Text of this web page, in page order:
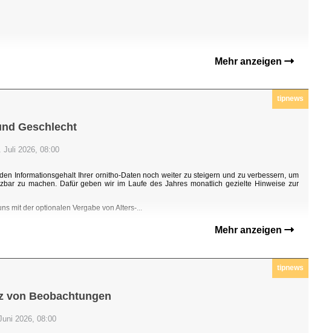
Mehr anzeigen
tipnews
Geschlecht
Juli 2026, 08:00
Informationsgehalt Ihrer ornitho-Daten noch weiter zu steigern und zu verbessern, um
zu machen. Dafür geben wir im Laufe des Jahres monatlich gezielte Hinweise zur
mit der optionalen Vergabe von Alters-...
Mehr anzeigen
tipnews
von Beobachtungen
2026, 08:00